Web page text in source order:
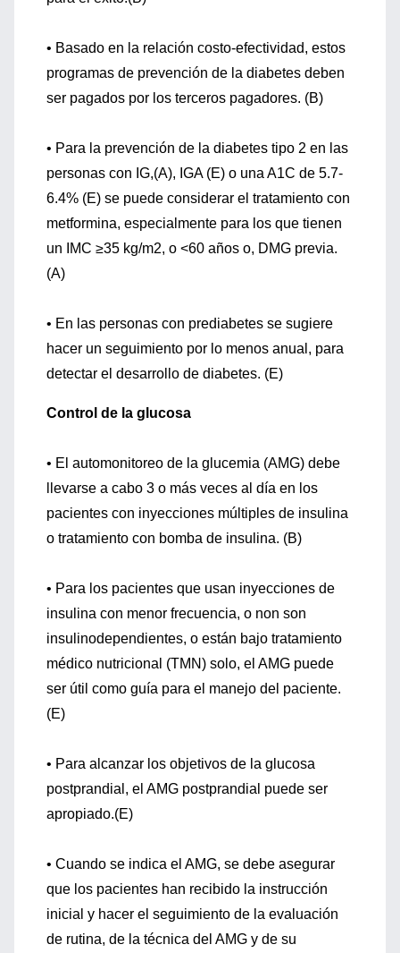
• Basado en la relación costo-efectividad, estos
programas de prevención de la diabetes deben
ser pagados por los terceros pagadores. (B)
• Para la prevención de la diabetes tipo 2 en las
personas con IG,(A), IGA (E) o una A1C de 5.7-
6.4% (E) se puede considerar el tratamiento con
metformina, especialmente para los que tienen
un IMC ≥35 kg/m2, o <60 años o, DMG previa.
(A)
• En las personas con prediabetes se sugiere
hacer un seguimiento por lo menos anual, para
detectar el desarrollo de diabetes. (E)
Control de la glucosa
• El automonitoreo de la glucemia (AMG) debe
llevarse a cabo 3 o más veces al día en los
pacientes con inyecciones múltiples de insulina
o tratamiento con bomba de insulina. (B)
• Para los pacientes que usan inyecciones de
insulina con menor frecuencia, o non son
insulinodependientes, o están bajo tratamiento
médico nutricional (TMN) solo, el AMG puede
ser útil como guía para el manejo del paciente.
(E)
• Para alcanzar los objetivos de la glucosa
postprandial, el AMG postprandial puede ser
apropiado.(E)
• Cuando se indica el AMG, se debe asegurar
que los pacientes han recibido la instrucción
inicial y hacer el seguimiento de la evaluación
de rutina, de la técnica del AMG y de su